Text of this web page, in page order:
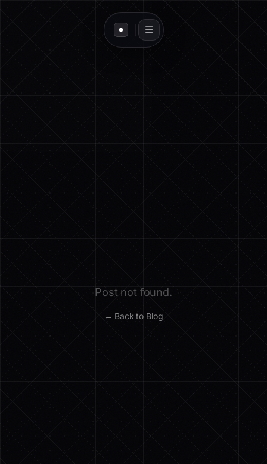
Post not found.
← Back to Blog